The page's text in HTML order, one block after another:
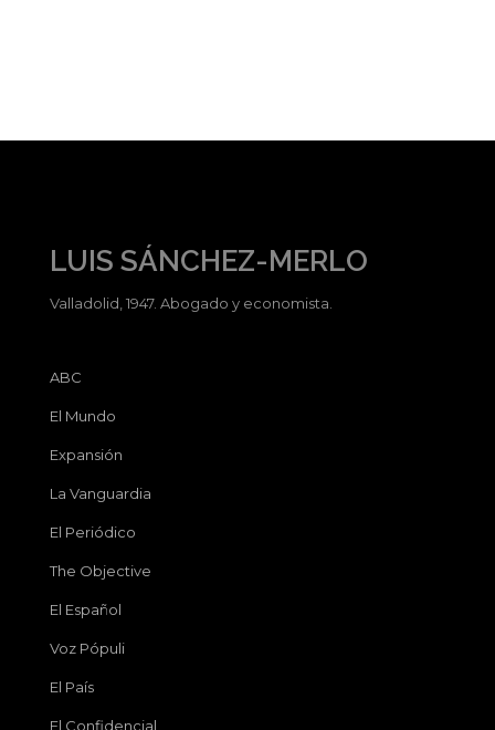
LUIS SÁNCHEZ-MERLO
Valladolid, 1947. Abogado y economista.
ABC
El Mundo
Expansión
La Vanguardia
El Periódico
The Objective
El Español
Voz Pópuli
El País
El Confidencial